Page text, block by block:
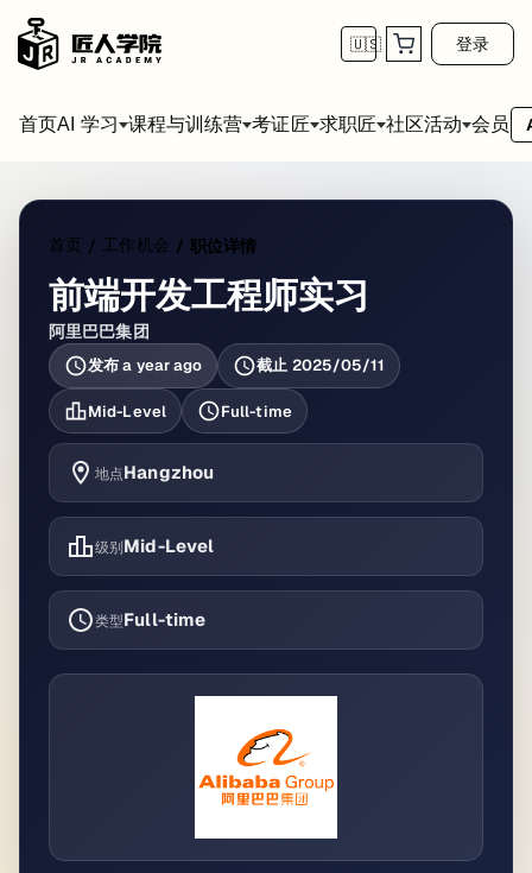
🇺🇸 登录
首页AI 学习 课程与训练营 考证匠 求职匠 社区活动 会员
首页 / 工作机会 / 职位详情
前端开发工程师实习
阿里巴巴集团
发布a year ago 截止 2025/05/11
Mid-Level Full-time
地点Hangzhou
级别Mid-Level
类型Full-time